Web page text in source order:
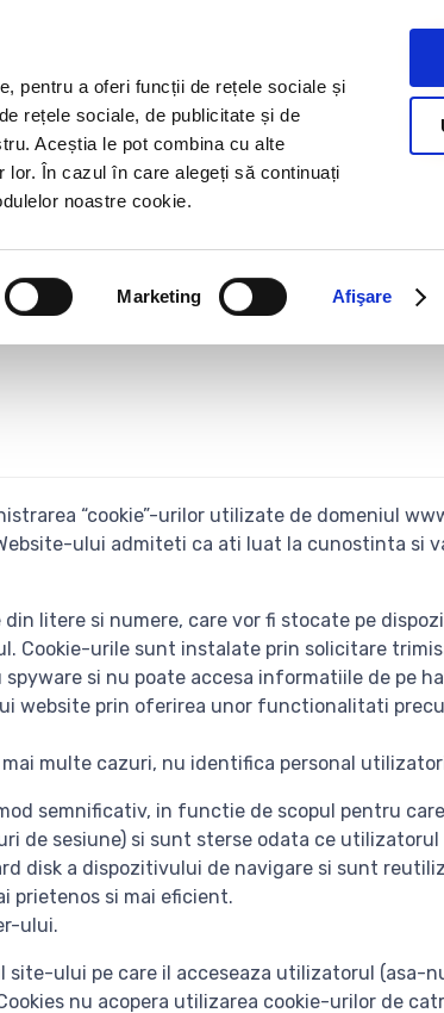
pentru a oferi funcții de rețele sociale și
rețele sociale, de publicitate și de
Aceștia le pot combina cu alte
În cazul în care alegeți să continuați
noastre cookie.
Marketing Afişare
Sicrie si articole funerare
“cookie”-urilor utilizate de domeniul
ului admiteti ca ati luat la cunostinta si
litere si numere, care vor fi stocate pe
Cookie-urile sunt instalate prin solicitare
si nu poate accesa informatiile de pe
website prin oferirea unor functionalitati
multe cazuri, nu identifica personal
semnificativ, in functie de scopul pentru
de sesiune) si sunt sterse odata ce
disk a dispozitivului de navigare si sunt
prietenos si mai eficient.
ului.
ului pe care il acceseaza utilizatorul (asa-
nu acopera utilizarea cookie-urilor de